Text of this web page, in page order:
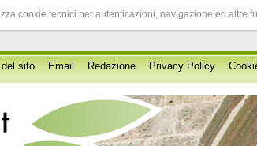
cookie tecnici per autenticazioni, navigazione ed altre
sito Email Redazione Privacy Policy